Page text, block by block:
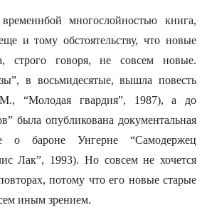
многослойностью книга,
и тому обстоятельству, что новые
строго говоря, не совсем новые.
в восьмидесятые, вышла повесть
“Молодая гвардия”, 1987), а до
была опубликована документальная
о бароне Унгерне “Самодержец
Лак”, 1993). Но совсем не хочется
потому что его новые старые
иным зрением.